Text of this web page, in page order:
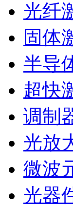
光纤
固体
半导
超快
调制
光放
微波
光器